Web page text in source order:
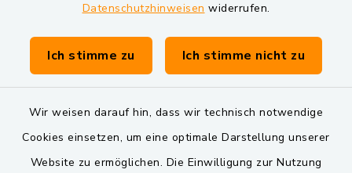
Datenschutzhinweisen widerrufen.
Ich stimme zu Ich stimme nicht zu
Wir weisen darauf hin, dass wir technisch notwendige
Cookies einsetzen, um eine optimale Darstellung unserer
Website zu ermöglichen. Die Einwilligung zur Nutzung
Gemeinde Schwarzach bei Nabburg
Verwaltungsgemeinschaft Schwarzenfeld